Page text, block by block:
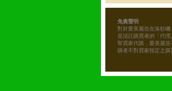
免責聲明
對於愛美麗住在洛杉
是請託購買者的「代
幫買家代購，愛美麗
購者不對買家指定之